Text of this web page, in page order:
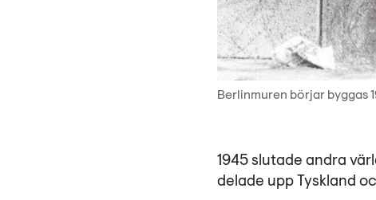
Berlinmuren börjar byggas
1945 slutade andra
delade upp Tyskland